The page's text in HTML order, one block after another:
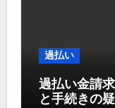
過払い
過払い金請
と手続きの